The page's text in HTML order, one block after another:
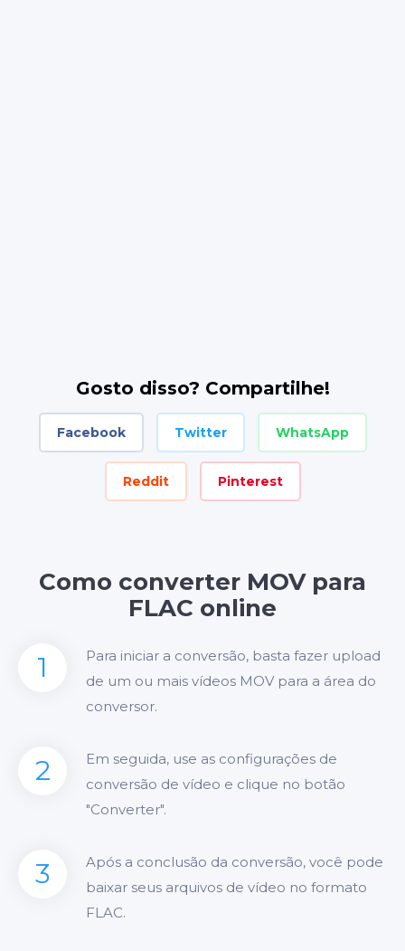
Gosto disso? Compartilhe!
Facebook Twitter WhatsApp
Reddit Pinterest
Como converter MOV para
FLAC online
1
Para iniciar a conversão, basta fazer upload
de um ou mais vídeos MOV para a área do
conversor.
2
Em seguida, use as configurações de
conversão de vídeo e clique no botão
"Converter".
3
Após a conclusão da conversão, você pode
baixar seus arquivos de vídeo no formato
FLAC.